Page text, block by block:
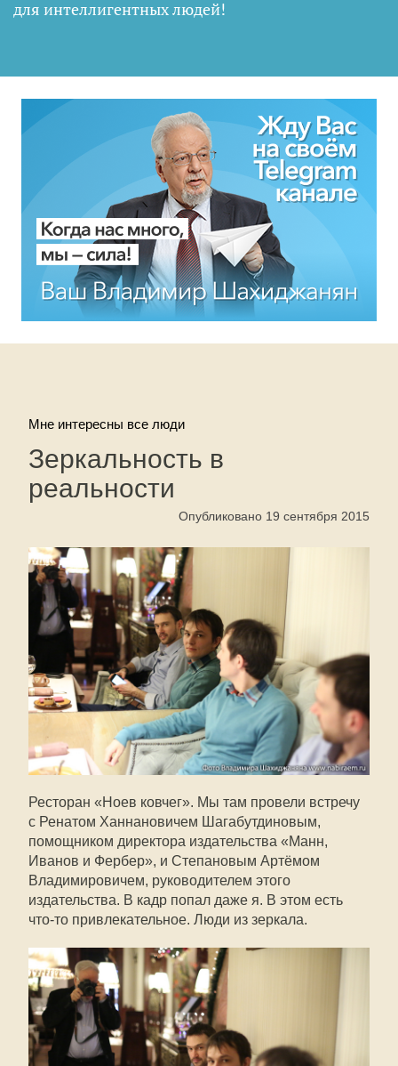
для интеллигентных людей!
Мне интересны все люди
Зеркальность в
реальности
Опубликовано 19 сентября 2015
Ресторан «Ноев ковчег». Мы там провели встречу
с Ренатом Ханнановичем Шагабутдиновым,
помощником директора издательства «Манн,
Иванов и Фербер», и Степановым Артёмом
Владимировичем, руководителем этого
издательства. В кадр попал даже я. В этом есть
что-то привлекательное. Люди из зеркала.